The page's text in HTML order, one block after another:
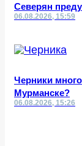
Северян
06.08.2026, 15:59
Черники
Мурманске?
06.08.2026, 15:26